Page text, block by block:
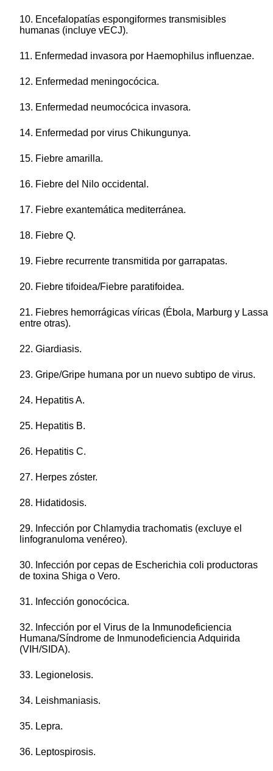
10. Encefalopatías espongiformes transmisibles
humanas (incluye vECJ).
11. Enfermedad invasora por Haemophilus influenzae.
12. Enfermedad meningocócica.
13. Enfermedad neumocócica invasora.
14. Enfermedad por virus Chikungunya.
15. Fiebre amarilla.
16. Fiebre del Nilo occidental.
17. Fiebre exantemática mediterránea.
18. Fiebre Q.
19. Fiebre recurrente transmitida por garrapatas.
20. Fiebre tifoidea/Fiebre paratifoidea.
21. Fiebres hemorrágicas víricas (Ébola, Marburg y Lassa
entre otras).
22. Giardiasis.
23. Gripe/Gripe humana por un nuevo subtipo de virus.
24. Hepatitis A.
25. Hepatitis B.
26. Hepatitis C.
27. Herpes zóster.
28. Hidatidosis.
29. Infección por Chlamydia trachomatis (excluye el
linfogranuloma venéreo).
30. Infección por cepas de Escherichia coli productoras
de toxina Shiga o Vero.
31. Infección gonocócica.
32. Infección por el Virus de la Inmunodeficiencia
Humana/Síndrome de Inmunodeficiencia Adquirida
(VIH/SIDA).
33. Legionelosis.
34. Leishmaniasis.
35. Lepra.
36. Leptospirosis.